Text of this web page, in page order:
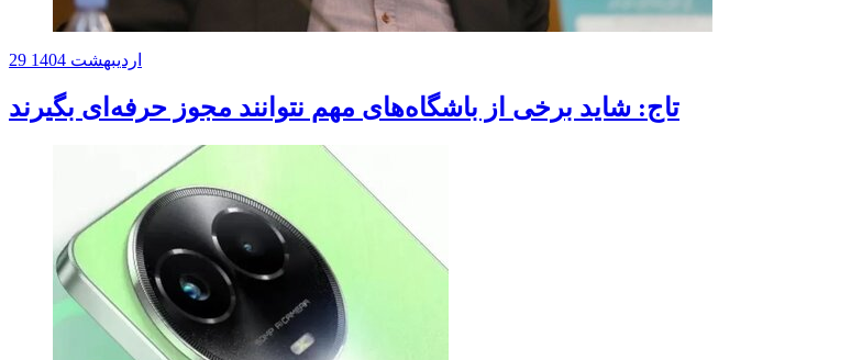
29 اردیبهشت 1404
تاج: شاید برخی از باشگاه‌های مهم نتوانند مجوز حرفه‌ای بگیرند